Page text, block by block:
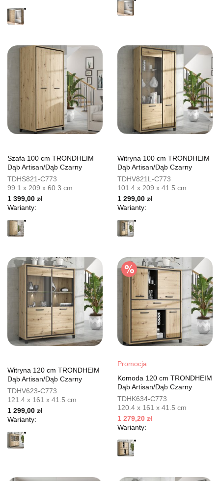
Szafa 100 cm TRONDHEIM
Dąb Artisan/Dąb Czarny
TDHS821-C773
99.1 x 209 x 60.3 cm
1 399,00 zł
Warianty:
Witryna 100 cm TRONDHEIM
Dąb Artisan/Dąb Czarny
TDHV821L-C773
101.4 x 209 x 41.5 cm
1 299,00 zł
Warianty:
Witryna 120 cm TRONDHEIM
Dąb Artisan/Dąb Czarny
TDHV623-C773
121.4 x 161 x 41.5 cm
1 299,00 zł
Warianty:
Promocja
Komoda 120 cm TRONDHEIM
Dąb Artisan/Dąb Czarny
TDHK634-C773
120.4 x 161 x 41.5 cm
1 279,20 zł
Warianty: